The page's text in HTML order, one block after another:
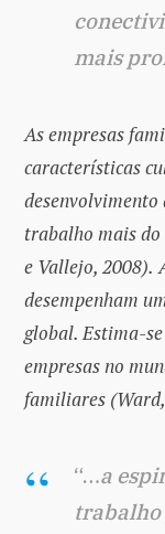
mais
As empresas
características
trabalho mais do
e Vallejo, 2008).
desempenham
global. Estima-
empresas no
familiares
“…a
trabalho